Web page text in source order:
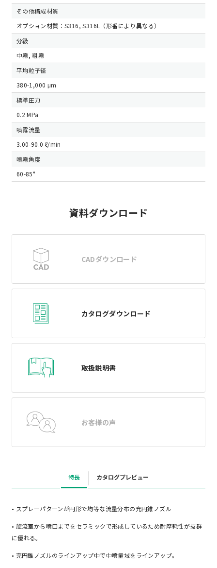
その他構成材質
オプション材質：S316, S316L（形番により異なる）
分級
中霧, 粗霧
平均粒子径
380-1,000 μm
標準圧力
0.2 MPa
噴霧流量
3.00-90.0 ℓ/min
噴霧角度
60-85°
資料ダウンロード
CADダウンロード
カタログダウンロード
取扱説明書
お客様の声
特長 カタログプレビュー
• スプレーパターンが円形で均等な流量分布の充円錐ノズル
• 旋流室から噴口までをセラミックで形成しているため耐摩耗性が抜群
に優れる。
• 充円錐ノズルのラインアップ中で中噴量域をラインアップ。